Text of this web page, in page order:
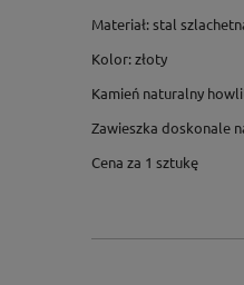
Materiał: stal
Kolor: złoty
Kamień naturalny
Zawieszka doskonale
Cena za 1 sztukę